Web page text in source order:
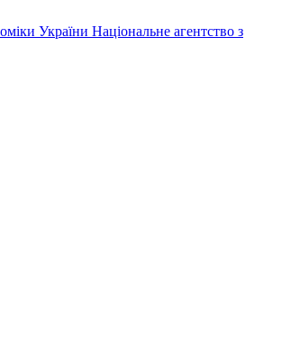
України Національне агентство з